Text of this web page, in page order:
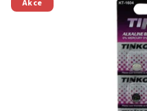
Akce